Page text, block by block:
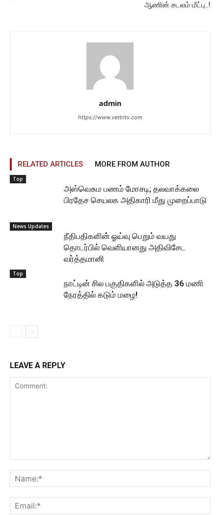
ஆணின் சடலம் மீட்பு..!
admin
https://www.vettritv.com
RELATED ARTICLES MORE FROM AUTHOR
Top
அஸ்வெசும பணம் மோசடி; தலவாக்கலை
பிரதேச செயலக அதிகாரி மீது முறைப்பாடு
News Updates
நீதிபதிகளின் ஓய்வு பெறும் வயது
தொடர்பில் வெளியானது அதிவிசேட
வர்த்தமானி
Top
நாட்டின் சில பகுதிகளில் அடுத்த 36 மணி
நேரத்தில் கடும் மழை!
LEAVE A REPLY